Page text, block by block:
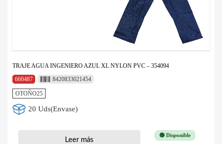
TRAJE AGUA INGENIERO AZUL XL NYLON PVC – 354094
660487
8420833021454
OTOÑO25
20 Uds(Envase)
🟢 Disponible
Leer más